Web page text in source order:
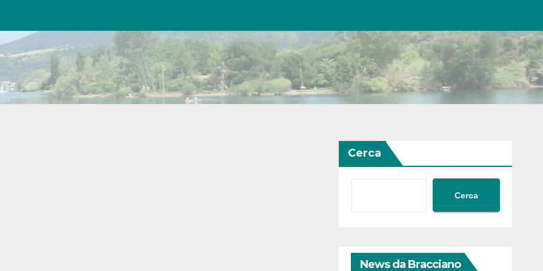
Cerca
Cerca
News da Bracciano